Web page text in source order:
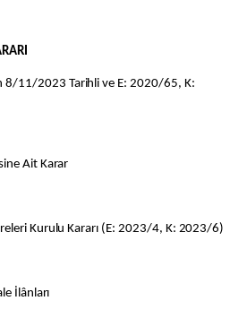
8/11/2023 Tarihli ve E: 2020/65, K:
Ait Karar
Kurulu Kararı (E: 2023/4, K: 2023/6)
İlânları